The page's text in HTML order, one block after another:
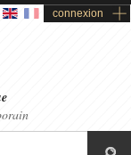
connexion